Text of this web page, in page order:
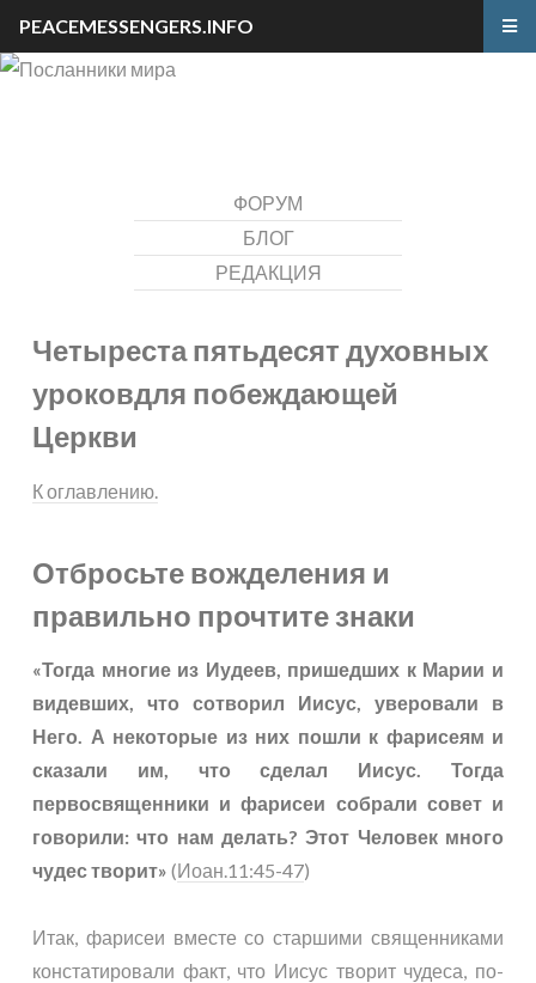
ФОРУМ
БЛОГ
РЕДАКЦИЯ
Четыреста пятьдесят духовных
уроковдля побеждающей
Церкви
К оглавлению.
Отбросьте вожделения и
правильно прочтите знаки
«Тогда многие из Иудеев, пришедших к Марии и
видевших, что сотворил Иисус, уверовали в
Него. А некоторые из них пошли к фарисеям и
сказали им, что сделал Иисус. Тогда
первосвященники и фарисеи собрали совет и
говорили: что нам делать? Этот Человек много
чудес творит» (Иоан.11:45-47)
Итак, фарисеи вместе со старшими священниками
констатировали факт, что Иисус творит чудеса, по-
PEACEMESSENGERS.INFO